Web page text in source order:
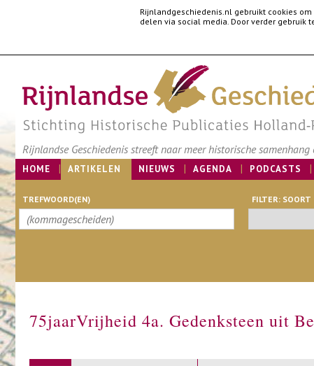
Rijnlandgeschiedenis.nl gebruikt cookies
delen via social media. Door verder gebruik
Rijnlandse Geschiedenis streeft naar meer historische
HOME ARTIKELEN NIEUWS AGENDA PODCASTS
TREFWOORD(EN) FILTER: SOORT
75jaarVrijheid 4a. Gedenksteen uit